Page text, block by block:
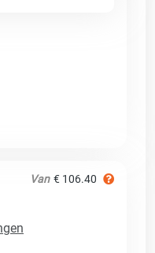
Van € 106.40